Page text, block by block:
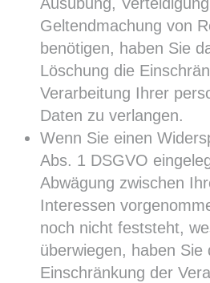
Geltendmachung von
benötigen, haben Sie
Löschung die
Verarbeitung Ihrer
Daten zu verlangen.
Wenn Sie einen
Abs. 1 DSGVO
Abwägung zwischen
Interessen
noch nicht feststeht,
überwiegen, haben Sie
Einschränkung der